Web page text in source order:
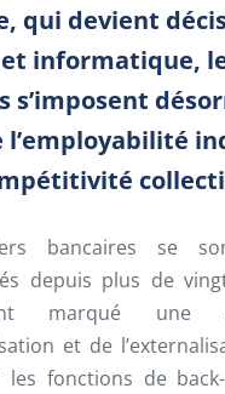
qui devient
informatique,
s’imposent
l’employabilité
bancaires se
depuis plus de
marqué une
et de
les fonctions de